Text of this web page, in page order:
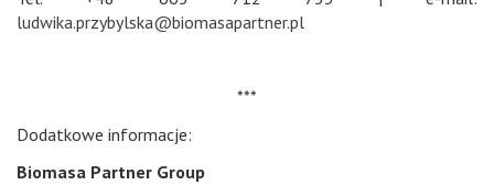
ludwika.przybylska@biomasapartner.pl
***
Dodatkowe informacje:
Biomasa Partner Group